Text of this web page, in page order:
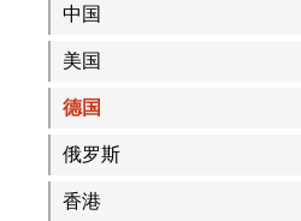
中国
美国
德国
俄罗斯
香港